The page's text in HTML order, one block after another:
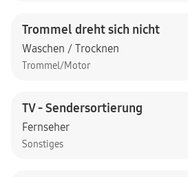
Trommel dreht sich nicht
Waschen / Trocknen
Trommel/Motor
TV - Sendersortierung
Fernseher
Sonstiges